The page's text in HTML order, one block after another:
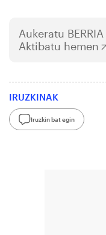
Aukeratu BERRIA
Aktibatu hemen
IRUZKINAK
Iruzkin bat egin